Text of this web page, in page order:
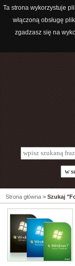
Ta strona wykorzystuje
włączoną obsługę
zgadzasz się na
Strona główna > Szukaj